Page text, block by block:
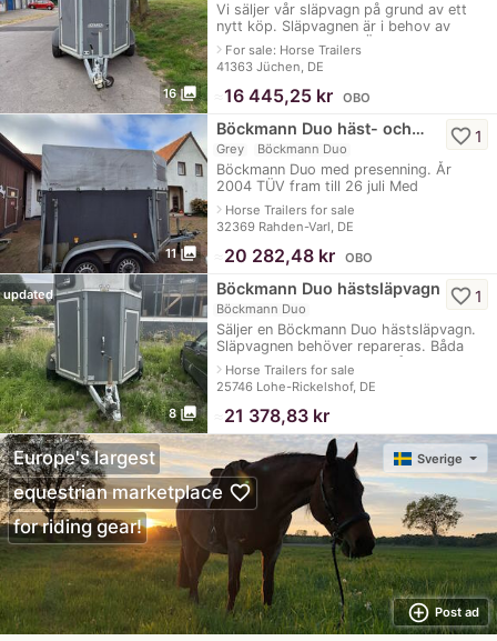
16 photo_library
Vi säljer vår släpvagn på grund av ett
nytt köp. Släpvagnen är i behov av
reparation se bilder. TÜV fram till 11/25
Hästtrailern säljs under ut
navigate_nextFor sale: Horse Trailers
41363 Jüchen, DE
16 445,25 kr OBO
11 photo_library
Böckmann Duo häst- och…
Grey Böckmann Duo
Böckmann Duo med presenning. År
2004 TÜV fram till 26 juli Med
presenning Säljs av privatperson som
den ser ut. Den behövs inte längre.
navigate_nextHorse Trailers for sale
32369 Rahden-Varl, DE
favorite_border1
20 282,48 kr OBO
8 photo_library
updated Böckmann Duo hästsläpvagn
Böckmann Duo
Säljer en Böckmann Duo hästsläpvagn.
Släpvagnen behöver repareras. Båda
sidoväggarna och golvet på den sida
där man går in är fuktiga (ruttna). Den
ha
navigate_nextHorse Trailers for sale
25746 Lohe-Rickelshof, DE
favorite_border1
21 378,83 kr
Sverige
Europe's largest
equestrian marketplace favorite_border
for riding gear!
add_circle_outline Post ad